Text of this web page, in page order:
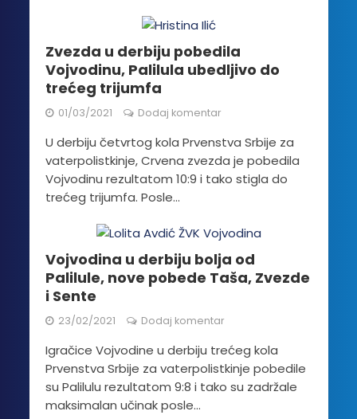
Zvezda u derbiju pobedila
Vojvodinu, Palilula ubedljivo do
trećeg trijumfa
01/03/2021 Dodaj komentar
U derbiju četvrtog kola Prvenstva Srbije za
vaterpolistkinje, Crvena zvezda je pobedila
Vojvodinu rezultatom 10:9 i tako stigla do
trećeg trijumfa. Posle...
Vojvodina u derbiju bolja od
Palilule, nove pobede Taša, Zvezde
i Sente
23/02/2021 Dodaj komentar
Igračice Vojvodine u derbiju trećeg kola
Prvenstva Srbije za vaterpolistkinje pobedile
su Palilulu rezultatom 9:8 i tako su zadržale
maksimalan učinak posle...